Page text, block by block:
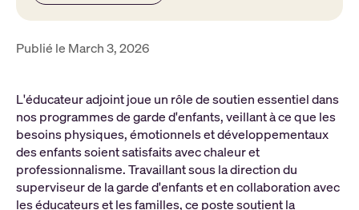
Publié le March 3, 2026
L'éducateur adjoint joue un rôle de soutien essentiel dans
nos programmes de garde d'enfants, veillant à ce que les
besoins physiques, émotionnels et développementaux
des enfants soient satisfaits avec chaleur et
professionnalisme. Travaillant sous la direction du
superviseur de la garde d'enfants et en collaboration avec
les éducateurs et les familles, ce poste soutient la